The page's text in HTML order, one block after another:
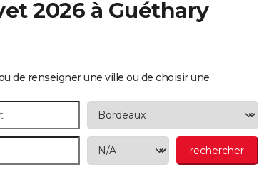
2026 à Guéthary
de renseigner une ville ou de choisir une